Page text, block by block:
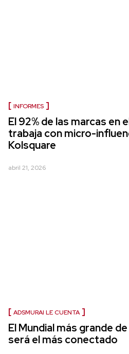
INFORMES
El 92% de las marcas en
trabaja con micro-
Kolsquare
abril 21, 2026
ADSMURAI LE CUENTA
El Mundial más grande
será el más conectado